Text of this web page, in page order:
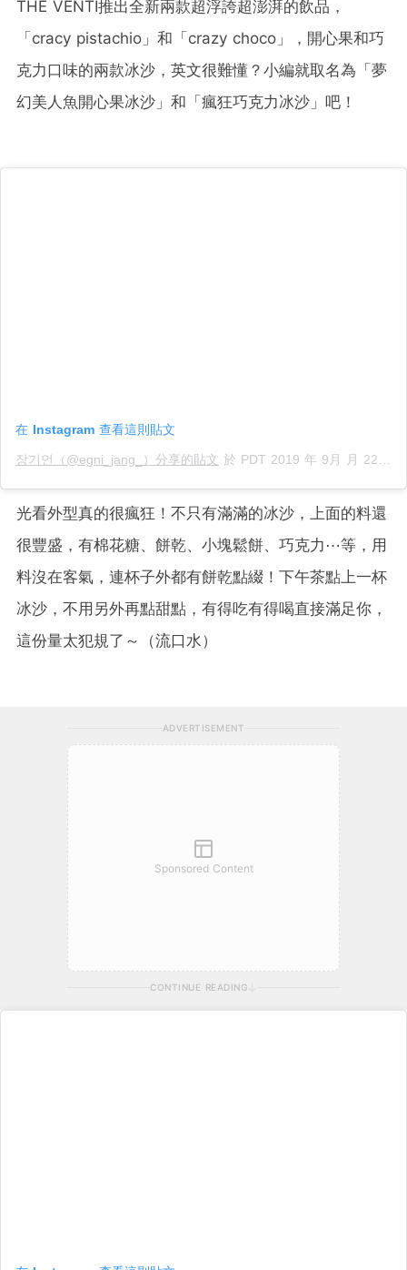
THE VENTI推出全新兩款超浮誇超澎湃的飲品，
「cracy pistachio」和「crazy choco」，開心果和巧
克力口味的兩款冰沙，英文很難懂？小編就取名為「夢
幻美人魚開心果冰沙」和「瘋狂巧克力冰沙」吧！
在 Instagram 查看這則貼文
장기언（@egni_jang_）分享的貼文 於 PDT 2019 年 9月 月 22 日 上午 8:03
光看外型真的很瘋狂！不只有滿滿的冰沙，上面的料還
很豐盛，有棉花糖、餅乾、小塊鬆餅、巧克力⋯等，用
料沒在客氣，連杯子外都有餅乾點綴！下午茶點上一杯
冰沙，不用另外再點甜點，有得吃有得喝直接滿足你，
這份量太犯規了～（流口水）
ADVERTISEMENT
Sponsored Content
CONTINUE READING